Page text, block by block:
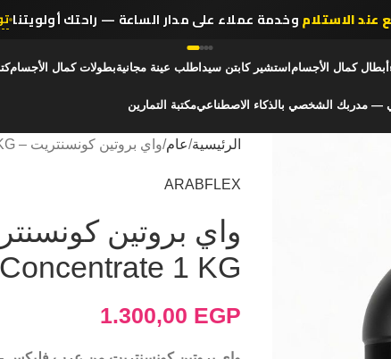
أبطال كمال الأجساماستشير كابتن سيداطلب عينة مجانيةبطولات كمال الأجسام
— مدربك الشخصي بالذكاء الاصطناعيمكتبة التمارين
الرئيسية عام واي بروتين كونسنتريت – Whey Protein Concentrate 1 KG
ARABFLEX
Concentrate 1 KG
1.300,00 EGP
عند الاستلاموخدمة عملاء على مدار الساعة — راحتك أولويتنا